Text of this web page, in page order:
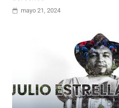
mayo 21, 2024